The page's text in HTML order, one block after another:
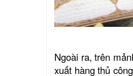
Ngoài ra, trên
xuất hàng thủ